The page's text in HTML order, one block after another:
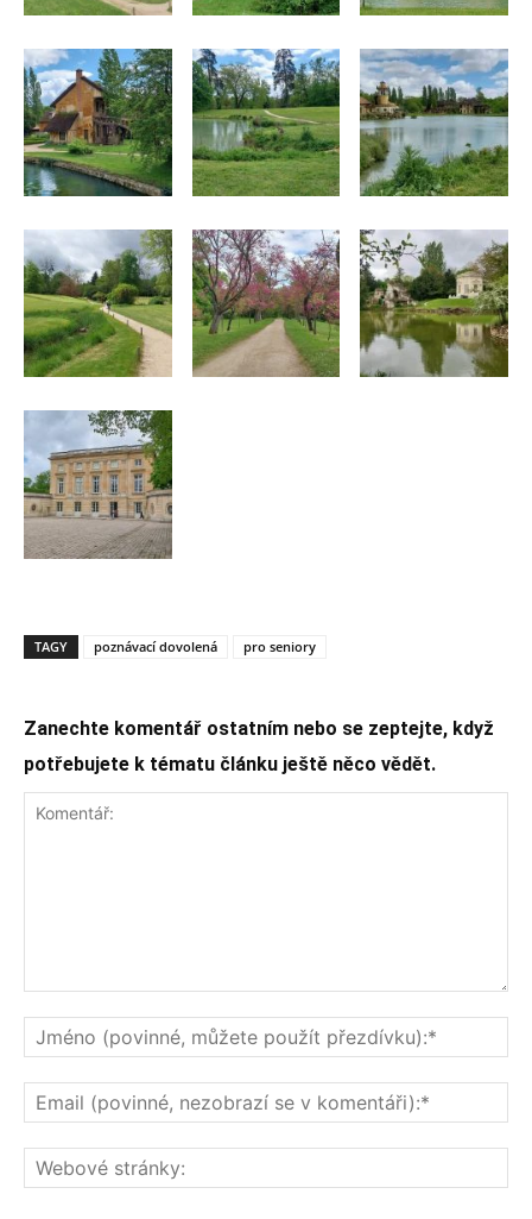
TAGY poznávací dovolená pro seniory
Zanechte komentář ostatním nebo se zeptejte, když
potřebujete k tématu článku ještě něco vědět.